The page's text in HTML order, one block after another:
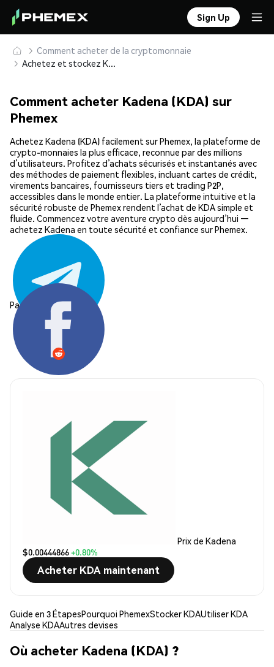
Sign Up
Comment acheter de la cryptomonnaie
Achetez et stockez Kadena (KDA) en toute sécurité
Comment acheter Kadena (KDA) sur
Phemex
Achetez Kadena (KDA) facilement sur Phemex, la plateforme de
crypto-monnaies la plus efficace, reconnue par des millions
d’utilisateurs. Profitez d’achats sécurisés et instantanés avec
des méthodes de paiement flexibles, incluant cartes de crédit,
virements bancaires, fournisseurs tiers et trading P2P,
accessibles dans le monde entier. La plateforme intuitive et la
sécurité robuste de Phemex rendent l’achat de KDA simple et
fluide. Commencez votre aventure crypto dès aujourd’hui —
achetez Kadena en toute sécurité et confiance sur Phemex.
Partager:
Prix de Kadena
$0.00444866+0.80%
Acheter KDA maintenant
Guide en 3 ÉtapesPourquoi PhemexStocker KDAUtiliser KDA
Analyse KDAAutres devises
Où acheter Kadena (KDA) ?